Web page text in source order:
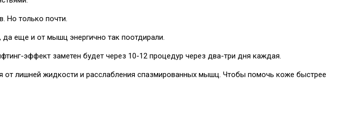
Но только почти.
еще и от мышц энергично так поотдирали.
эффект заметен будет через 10-12 процедур через два-три дня каждая.
от лишней жидкости и расслабления спазмированных мышц. Чтобы помочь коже быстрее